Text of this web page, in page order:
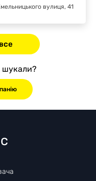
вулиця, 41